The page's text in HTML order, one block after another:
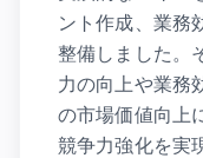
ント作成、業務
整備しました。
力の向上や業務
の市場価値向上
競争力強化を実